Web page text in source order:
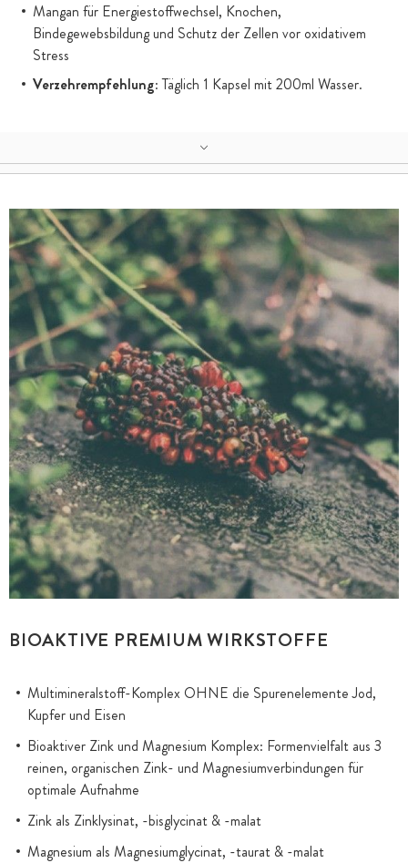
Mangan für Energiestoffwechsel, Knochen,
Bindegewebsbildung und Schutz der Zellen vor oxidativem
Stress
Verzehrempfehlung: Täglich 1 Kapsel mit 200ml Wasser.
BIOAKTIVE PREMIUM WIRKSTOFFE
Multimineralstoff-Komplex OHNE die Spurenelemente Jod,
Kupfer und Eisen
Bioaktiver Zink und Magnesium Komplex: Formenvielfalt aus 3
reinen, organischen Zink- und Magnesiumverbindungen für
optimale Aufnahme
Zink als Zinklysinat, -bisglycinat & -malat
Magnesium als Magnesiumglycinat, -taurat & -malat